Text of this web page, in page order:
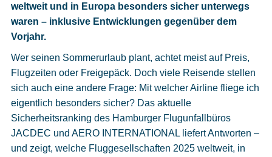
Cookies
Datenschutzeinstellungen
weltweit und in Europa besonders sicher unterwegs
waren – inklusive Entwicklungen gegenüber dem
Vorjahr.
Wer seinen Sommerurlaub plant, achtet meist auf Preis,
Flugzeiten oder Freigepäck. Doch viele Reisende stellen
sich auch eine andere Frage: Mit welcher Airline fliege ich
eigentlich besonders sicher? Das aktuelle
Sicherheitsranking des Hamburger Flugunfallbüros
JACDEC und AERO INTERNATIONAL liefert Antworten –
und zeigt, welche Fluggesellschaften 2025 weltweit, in